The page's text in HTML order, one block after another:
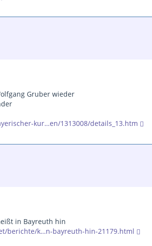
Gruber wieder
kur…en/1313008/details_13.htm
in Bayreuth hin
berichte/k…n-bayreuth-hin-21179.html